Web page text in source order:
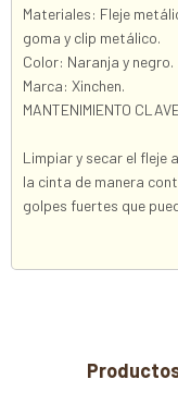
Materiales: Fleje
goma y clip metálico.
Color: Naranja y negro.
Marca: Xinchen.
MANTENIMIENTO
Limpiar y secar el fleje
la cinta de manera
golpes fuertes que